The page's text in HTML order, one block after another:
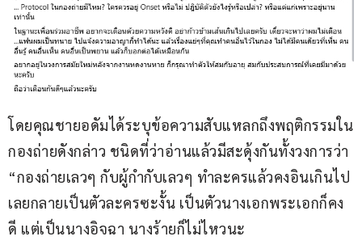
โดยคุณชายอดัมได้ระบุข้อความสับแหลกถึงพฤติกรรมใน
กองถ่ายดังกล่าว ชนิดที่ว่าอ่านแล้วมีสะดุ้งกันทั้งวงการว่า
“กองถ่ายเลวๆ กับผู้กำกับเลวๆ ทำละครแล้วคงอินเกินไป
เลยกลายเป็นตัวละครซะงั้น เป็นตัวนางเอกพระเอกก็คง
ดี แต่เป็นนางอิจฉา นางร้ายก็ไม่ไหวนะ